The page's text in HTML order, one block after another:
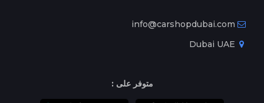
info@carshopdubai.com
متوفر على :